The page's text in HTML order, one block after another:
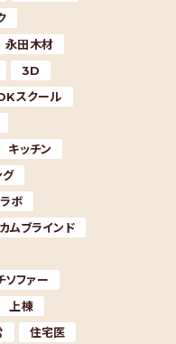
永田木材
3D
スクール
キッチン
グ
ボ
ムブラインド
ソファー
上棟
住宅医